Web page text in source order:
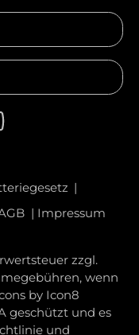
Impressum
zzgl.
wenn
by Icon8
geschützt und es
und